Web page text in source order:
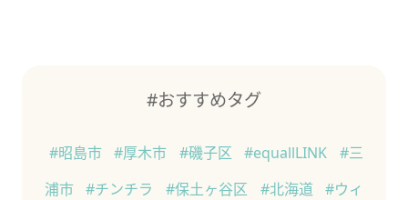
#おすすめタグ
#昭島市 #厚木市 #磯子区 #equallLINK
#三
浦市
#チンチラ #保土ヶ谷区 #北海道
#ウィ